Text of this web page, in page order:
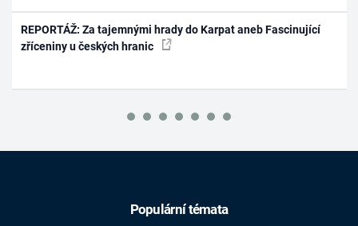
REPORTÁŽ: Za tajemnými hrady do Karpat aneb Fascinující
zříceniny u českých hranic
Populární témata